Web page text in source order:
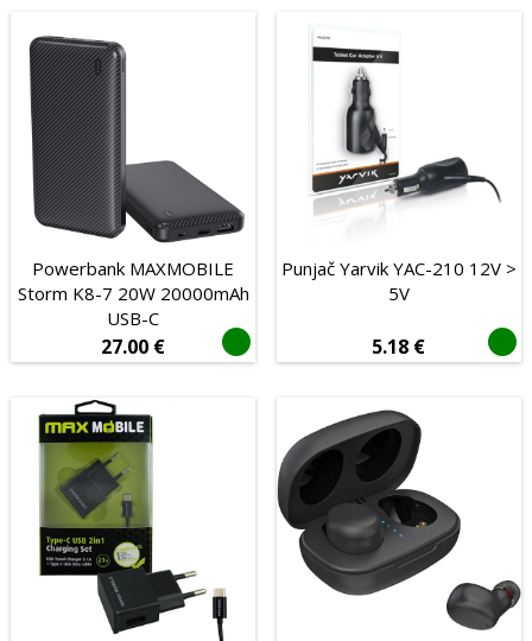
Audio i video
POS oprema
Potrošni materijal
Proizvođač
Tip povezivanja
Bežično
Žičano
Mehanička
Senzor
Laserski
Powerbank MAXMOBILE
Storm K8-7 20W 20000mAh
USB-C
27.00 €
Punjač Yarvik YAC-210 12V >
5V
5.18 €